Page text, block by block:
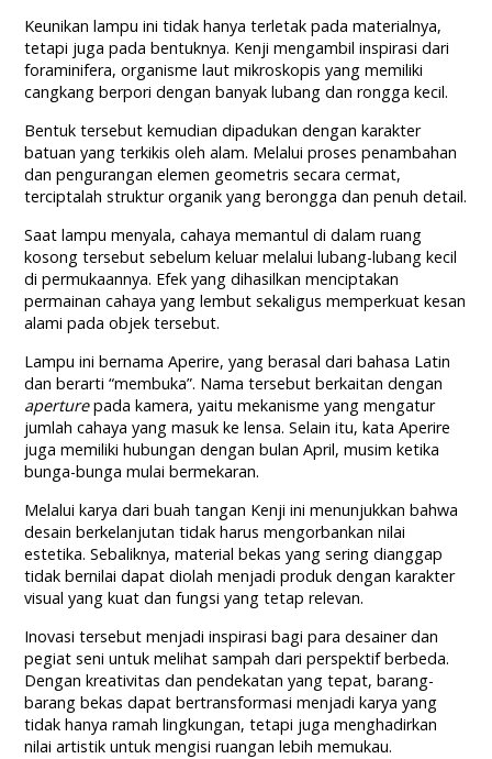
Keunikan lampu ini tidak hanya terletak pada materialnya,
tetapi juga pada bentuknya. Kenji mengambil inspirasi dari
foraminifera, organisme laut mikroskopis yang memiliki
cangkang berpori dengan banyak lubang dan rongga kecil.
Bentuk tersebut kemudian dipadukan dengan karakter
batuan yang terkikis oleh alam. Melalui proses penambahan
dan pengurangan elemen geometris secara cermat,
terciptalah struktur organik yang berongga dan penuh detail.
Saat lampu menyala, cahaya memantul di dalam ruang
kosong tersebut sebelum keluar melalui lubang-lubang kecil
di permukaannya. Efek yang dihasilkan menciptakan
permainan cahaya yang lembut sekaligus memperkuat kesan
alami pada objek tersebut.
Lampu ini bernama Aperire, yang berasal dari bahasa Latin
dan berarti “membuka”. Nama tersebut berkaitan dengan
aperturepada kamera, yaitu mekanisme yang mengatur
jumlah cahaya yang masuk ke lensa. Selain itu, kata Aperire
juga memiliki hubungan dengan bulan April, musim ketika
bunga-bunga mulai bermekaran.
Melalui karya dari buah tangan Kenji ini menunjukkan bahwa
desain berkelanjutan tidak harus mengorbankan nilai
estetika. Sebaliknya, material bekas yang sering dianggap
tidak bernilai dapat diolah menjadi produk dengan karakter
visual yang kuat dan fungsi yang tetap relevan.
Inovasi tersebut menjadi inspirasi bagi para desainer dan
pegiat seni untuk melihat sampah dari perspektif berbeda.
Dengan kreativitas dan pendekatan yang tepat, barang-
barang bekas dapat bertransformasi menjadi karya yang
tidak hanya ramah lingkungan, tetapi juga menghadirkan
nilai artistik untuk mengisi ruangan lebih memukau.